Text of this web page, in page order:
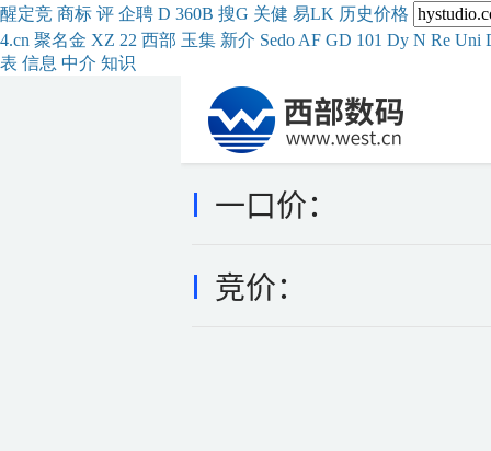
醒定竞 商标 评 企聘 D 360B 搜G 关健 易LK 历史价格
4.cn 聚名金 XZ 22 西部 玉集 新介 Sedo AF GD 101 Dy N Re Uni
表 信息 中介 知识